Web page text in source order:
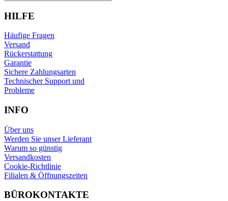
HILFE
Häufige Fragen
Versand
Rückerstattung
Garantie
Sichere Zahlungsarten
Technischer Support und
Probleme
INFO
Über uns
Werden Sie unser Lieferant
Warum so günstig
Versandkosten
Cookie-Richtlinie
Filialen & Öffnungszeiten
BÜROKONTAKTE